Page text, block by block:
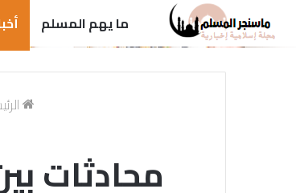
ما يهم المسلم
محادثات